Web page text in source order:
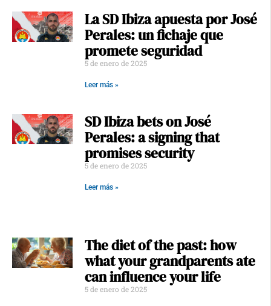
La SD Ibiza apuesta por José
Perales: un fichaje que
promete seguridad
5 de enero de 2025
Leer más »
SD Ibiza bets on José
Perales: a signing that
promises security
5 de enero de 2025
Leer más »
The diet of the past: how
what your grandparents ate
can influence your life
5 de enero de 2025